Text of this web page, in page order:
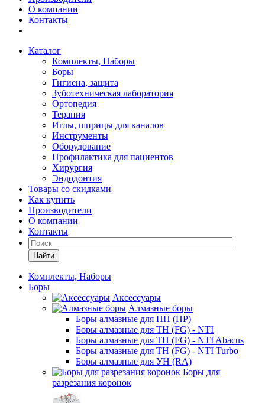
О компании
Контакты
Каталог
Комплекты, Наборы
Боры
Гигиена, защита
Зуботехническая лаборатория
Ортопедия
Терапия
Иглы, шприцы для каналов
Инструменты
Оборудование
Профилактика для пациентов
Хирургия
Эндодонтия
Товары со скидками
Как купить
Производители
О компании
Контакты
Найти
Комплекты, Наборы
Боры
Аксессуары
Алмазные боры
Боры алмазные для ПН (HP)
Боры алмазные для ТН (FG) - NTI
Боры алмазные для ТН (FG) - NTI Abacus
Боры алмазные для ТН (FG) - NTI Turbo
Боры алмазные для УН (RA)
Боры для
разрезания коронок